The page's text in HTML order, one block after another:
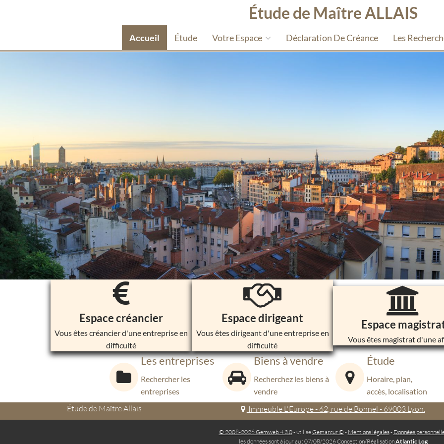
Étude de Maître ALLAIS
Accueil Étude Votre Espace Déclaration De Créance Les
Espace créancier
Vous êtes créancier d'une entreprise en
difficulté
Espace dirigeant
Vous êtes dirigeant d'une entreprise en
difficulté
Espace
Vous êtes magistrat d'une
Les entreprises
Rechercher les
entreprises
Biens à vendre
Recherchez les biens à
vendre
Étude
Horaire, plan,
accès, localisation
Étude de Maître Allais Immeuble L'Europe - 62, rue de Bonnel - 69003 Lyon.
© 2008-2026 Gemweb 4.3.0- utiliseGemarcur © - Mentions légales- Données
les données sont à jour au : 07/08/2026 Conception/RéalisationAtlantic Log